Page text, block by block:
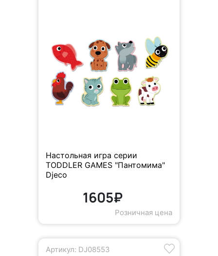
Настольная игра серии
TODDLER GAMES "Пантомима"
Djeco
1605₽
Розничная цена
Артикул: DJ08553